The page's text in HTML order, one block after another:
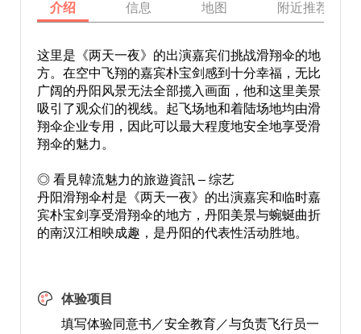
介绍 信息 地图 附近推荐景点
这里是《两天一夜》的出演嘉宾们挑战滑翔伞的地
方。在空中飞翔的嘉宾朴宝剑感到十分幸福，无比
广阔的丹阳风景无法全部揽入画面，他和这里美景
吸引了观众们的视线。起飞场地和着陆场地均由滑
翔伞企业专用，因此可以最大程度地安全地享受滑
翔伞的魅力。
◎ 看見韓流魅力的旅遊資訊 – 综艺
丹阳滑翔伞村是《两天一夜》的出演嘉宾和临时嘉
宾朴宝剑享受滑翔伞的地方，丹阳美景与蜿蜒曲折
的南汉江相映成趣，是丹阳的代表性活动胜地。
体验项目
填写体验同意书／安全教育／与负责飞行员一